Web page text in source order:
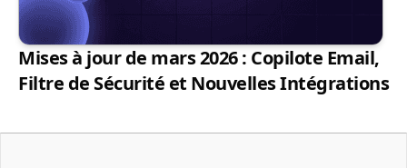
Mises à jour de mars 2026 : Copilote Email,
Filtre de Sécurité et Nouvelles Intégrations